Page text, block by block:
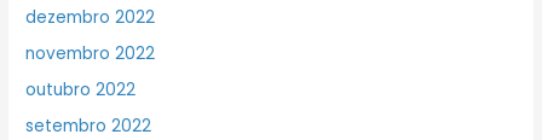
dezembro 2022
novembro 2022
outubro 2022
setembro 2022